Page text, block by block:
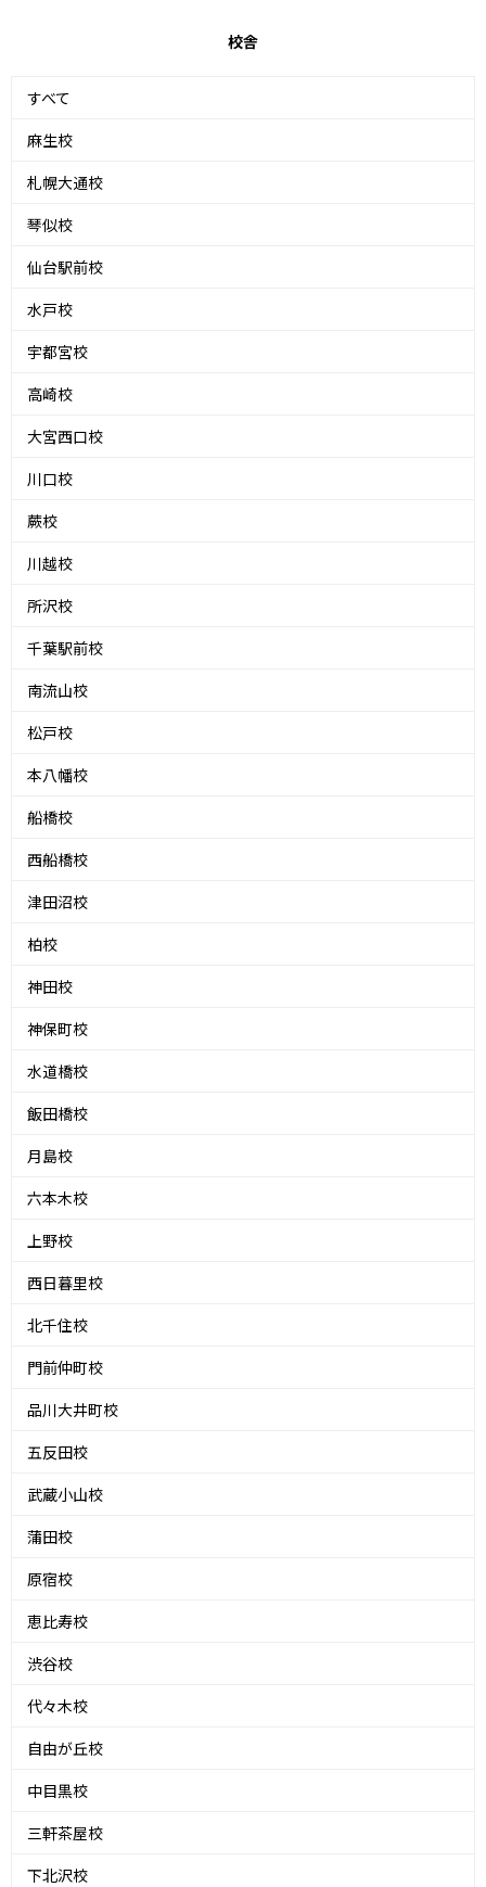
校舎
すべて
麻生校
札幌大通校
琴似校
仙台駅前校
水戸校
宇都宮校
高崎校
大宮西口校
川口校
蕨校
川越校
所沢校
千葉駅前校
南流山校
松戸校
本八幡校
船橋校
西船橋校
津田沼校
柏校
神田校
神保町校
水道橋校
飯田橋校
月島校
六本木校
上野校
西日暮里校
北千住校
門前仲町校
品川大井町校
五反田校
武蔵小山校
蒲田校
原宿校
恵比寿校
渋谷校
代々木校
自由が丘校
中目黒校
三軒茶屋校
下北沢校